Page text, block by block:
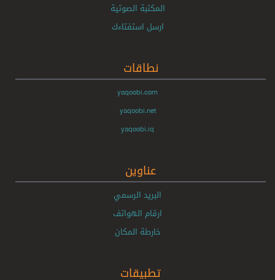
المكتبة الصوتية
ارسل استفتاءك
نطاقات
yaqoobi.com
yaqoobi.net
yaqoobi.iq
عناوين
البريد الرسمي
ارقام الهواتف
خارطة المكان
تطبيقات